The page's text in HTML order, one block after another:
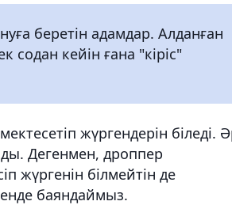
беретін адамдар. Алданған
содан кейін ғана "кіріс"
жүргендерін біледі.
Дегенмен, дроппер
жүргенін білмейтін де
баяндаймыз.